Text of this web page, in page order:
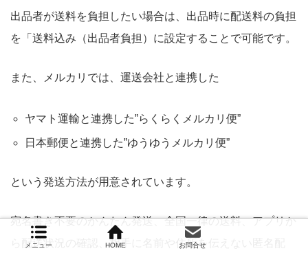
出品者が送料を負担したい場合は、出品時に配送料の負担
を「送料込み（出品者負担）に設定することで可能です。
また、メルカリでは、運送会社と連携した
ヤマト運輸と連携した”らくらくメルカリ便”
日本郵便と連携した”ゆうゆうメルカリ便”
という発送方法が用意されています。
宛名書き不要のかんたん発送、全国一律の送料、アプリか
ら配送状況の確認、相手に名前や住所を伝えない匿名配
メニュー HOME お問合せ